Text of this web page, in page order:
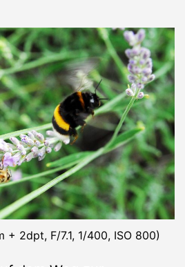
+ 2dpt, F/7.1, 1/400, ISO 800)